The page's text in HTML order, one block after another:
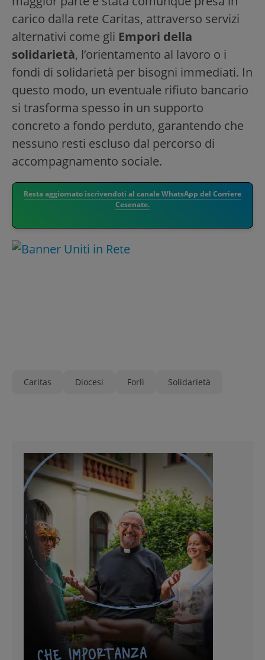
carico dalla rete Caritas, attraverso servizi
alternativi come gli Empori della
solidarietà, l’orientamento al lavoro o i
fondi di solidarietà per bisogni immediati. In
questo modo, un eventuale rifiuto bancario
si trasforma spesso in un supporto
concreto a fondo perduto, garantendo che
nessuno resti escluso dal percorso di
accompagnamento sociale.
Resta aggiornato iscrivendoti al canale WhatsApp del Corriere
Cesenate.
Caritas Diocesi Forlì Solidarietà